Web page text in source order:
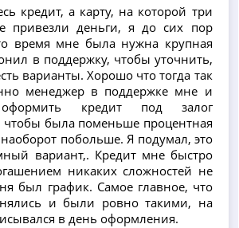
кредит, а карту, на которой три
привезли деньги, я до сих пор
время мне была нужна крупная
в поддержку, чтобы уточнить,
варианты. Хорошо что тогда так
менеджер в поддержке мне и
оформить кредит под залог
была поменьше процентная
наоборот побольше. Я подумал, это
вариант,. Кредит мне быстро
никаких сложностей не
был график. Самое главное, что
и были ровно такими, на
в день оформления.